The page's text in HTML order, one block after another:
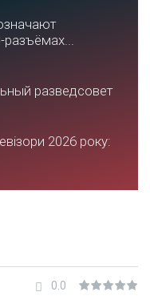
разведсовет
2026 року:
0.0